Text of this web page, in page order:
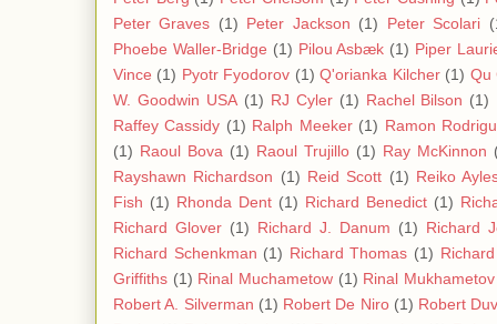
Peter Graves (1) Peter Jackson (1) Peter Scolari
Phoebe Waller-Bridge (1) Pilou Asbæk (1) Piper
Vince (1) Pyotr Fyodorov (1) Q'orianka Kilcher (1) Qu
W. Goodwin USA (1) RJ Cyler (1) Rachel Bilson (1)
Raffey Cassidy (1) Ralph Meeker (1) Ramon
(1) Raoul Bova (1) Raoul Trujillo (1) Ray McKinnon
Rayshawn Richardson (1) Reid Scott (1) Reiko
Fish (1) Rhonda Dent (1) Richard Benedict (1)
Richard Glover (1) Richard J. Danum (1) Richard
Richard Schenkman (1) Richard Thomas (1)
Griffiths (1) Rinal Muchametow (1) Rinal Mukhametov
Robert A. Silverman (1) Robert De Niro (1) Robert